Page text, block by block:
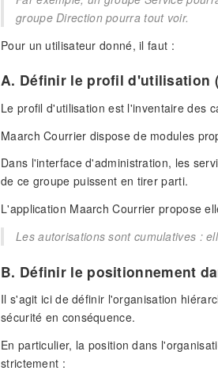
groupe Direction pourra tout voir.
Pour un utilisateur donné, il faut :
A. Définir le profil d'utilisation
Le profil d'utilisation est l'inventaire des
Maarch Courrier dispose de modules
Dans l'interface d'administration, les
de ce groupe puissent en tirer parti.
L'application Maarch Courrier propose
Les autorisations sont cumulatives :
B. Définir le positionnement
Il s'agit ici de définir l'organisation
sécurité en conséquence.
En particulier, la position dans
strictement :